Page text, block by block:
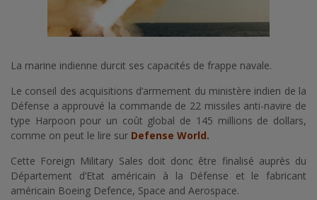
La marine indienne durcit ses capacités de frappe navale.
Le conseil des acquisitions d’armement du ministère indien de la
Défense a approuvé la commande de 22 missiles anti-navire de
type Harpoon pour un coût global de 145 millions de dollars,
comme on peut le lire sur Defense World.
Cette Foreign Military Sales doit donc être finalisé auprès du
Département d’Etat américain à la Défense et le fabricant
américain Boeing Defence, Space and Aerospace.